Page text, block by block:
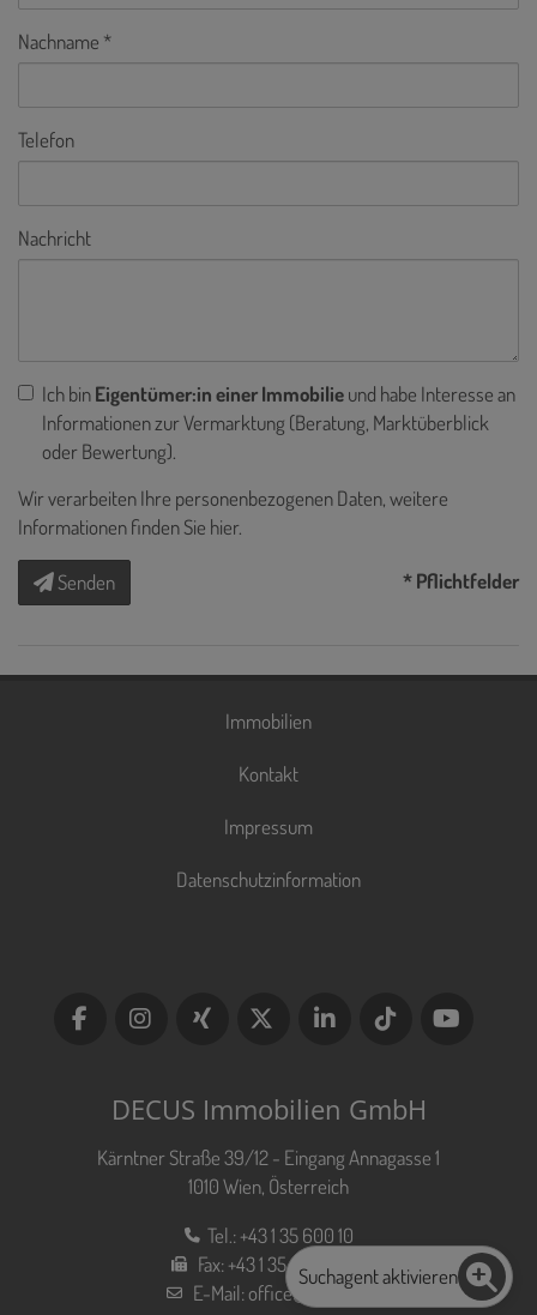
Nachname
Telefon
Nachricht
Ich binEigentümer:in einer Immobilieund habe Interesse an
Informationen zur Vermarktung (Beratung, Marktüberblick
oder Bewertung).
Wir verarbeiten Ihre personenbezogenen Daten, weitere
Informationen finden Sie hier.
Senden * Pflichtfelder
Immobilien
Kontakt
Impressum
Datenschutzinformation
DECUS Immobilien GmbH
Kärntner Straße 39/12 - Eingang Annagasse 1
1010 Wien, Österreich
Tel.:+43 1 35 600 10
Fax:+43 1 35 600 10 80
E-Mail:office@decus.at
Suchagent aktivieren